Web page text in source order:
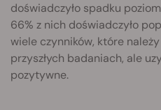
doświadczyło spadku
66% z nich doświadczyło
wiele czynników, które
przyszłych badaniach, ale
pozytywne.